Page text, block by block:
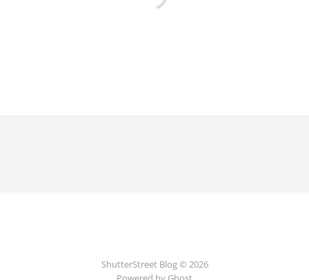
ShutterStreet Blog © 2026